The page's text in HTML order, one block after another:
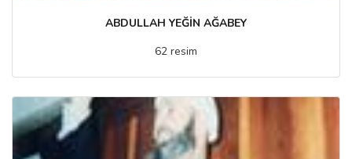
ABDULLAH YEĞİN AĞABEY
62 resim